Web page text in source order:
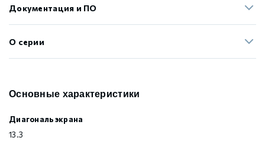
Документация и ПО
О серии
Основные характеристики
Диагональ экрана
13.3